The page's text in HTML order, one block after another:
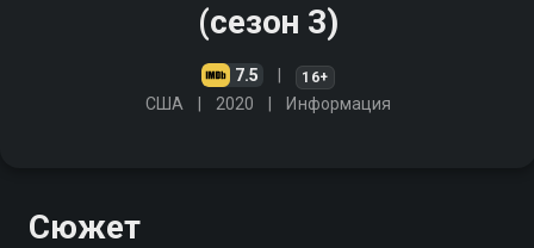
(сезон 3)
7.5 16+
США 2020 Информация
Сюжет